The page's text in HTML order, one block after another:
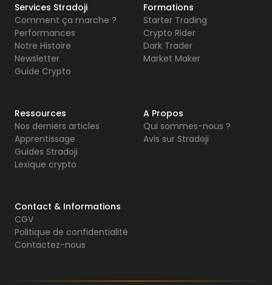
Services Stradoji
Comment ça marche ?
Performances
Notre Histoire
Newsletter
Guide Crypto
Formations
Starter Trading
Crypto Rider
Dark Trader
Market Maker
Ressources
Nos derniers articles
Apprentissage
Guides Stradoji
Lexique crypto
A Propos
Qui sommes-nous ?
Avis sur Stradoji
Contact & Informations
CGV
Politique de confidentialité
Contactez-nous